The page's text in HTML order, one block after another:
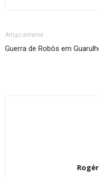
Artigo anterior
Guerra de Robôs em